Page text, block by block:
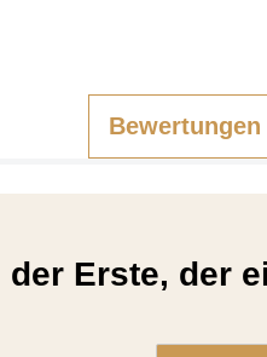
Bewertungen
der Erste, der